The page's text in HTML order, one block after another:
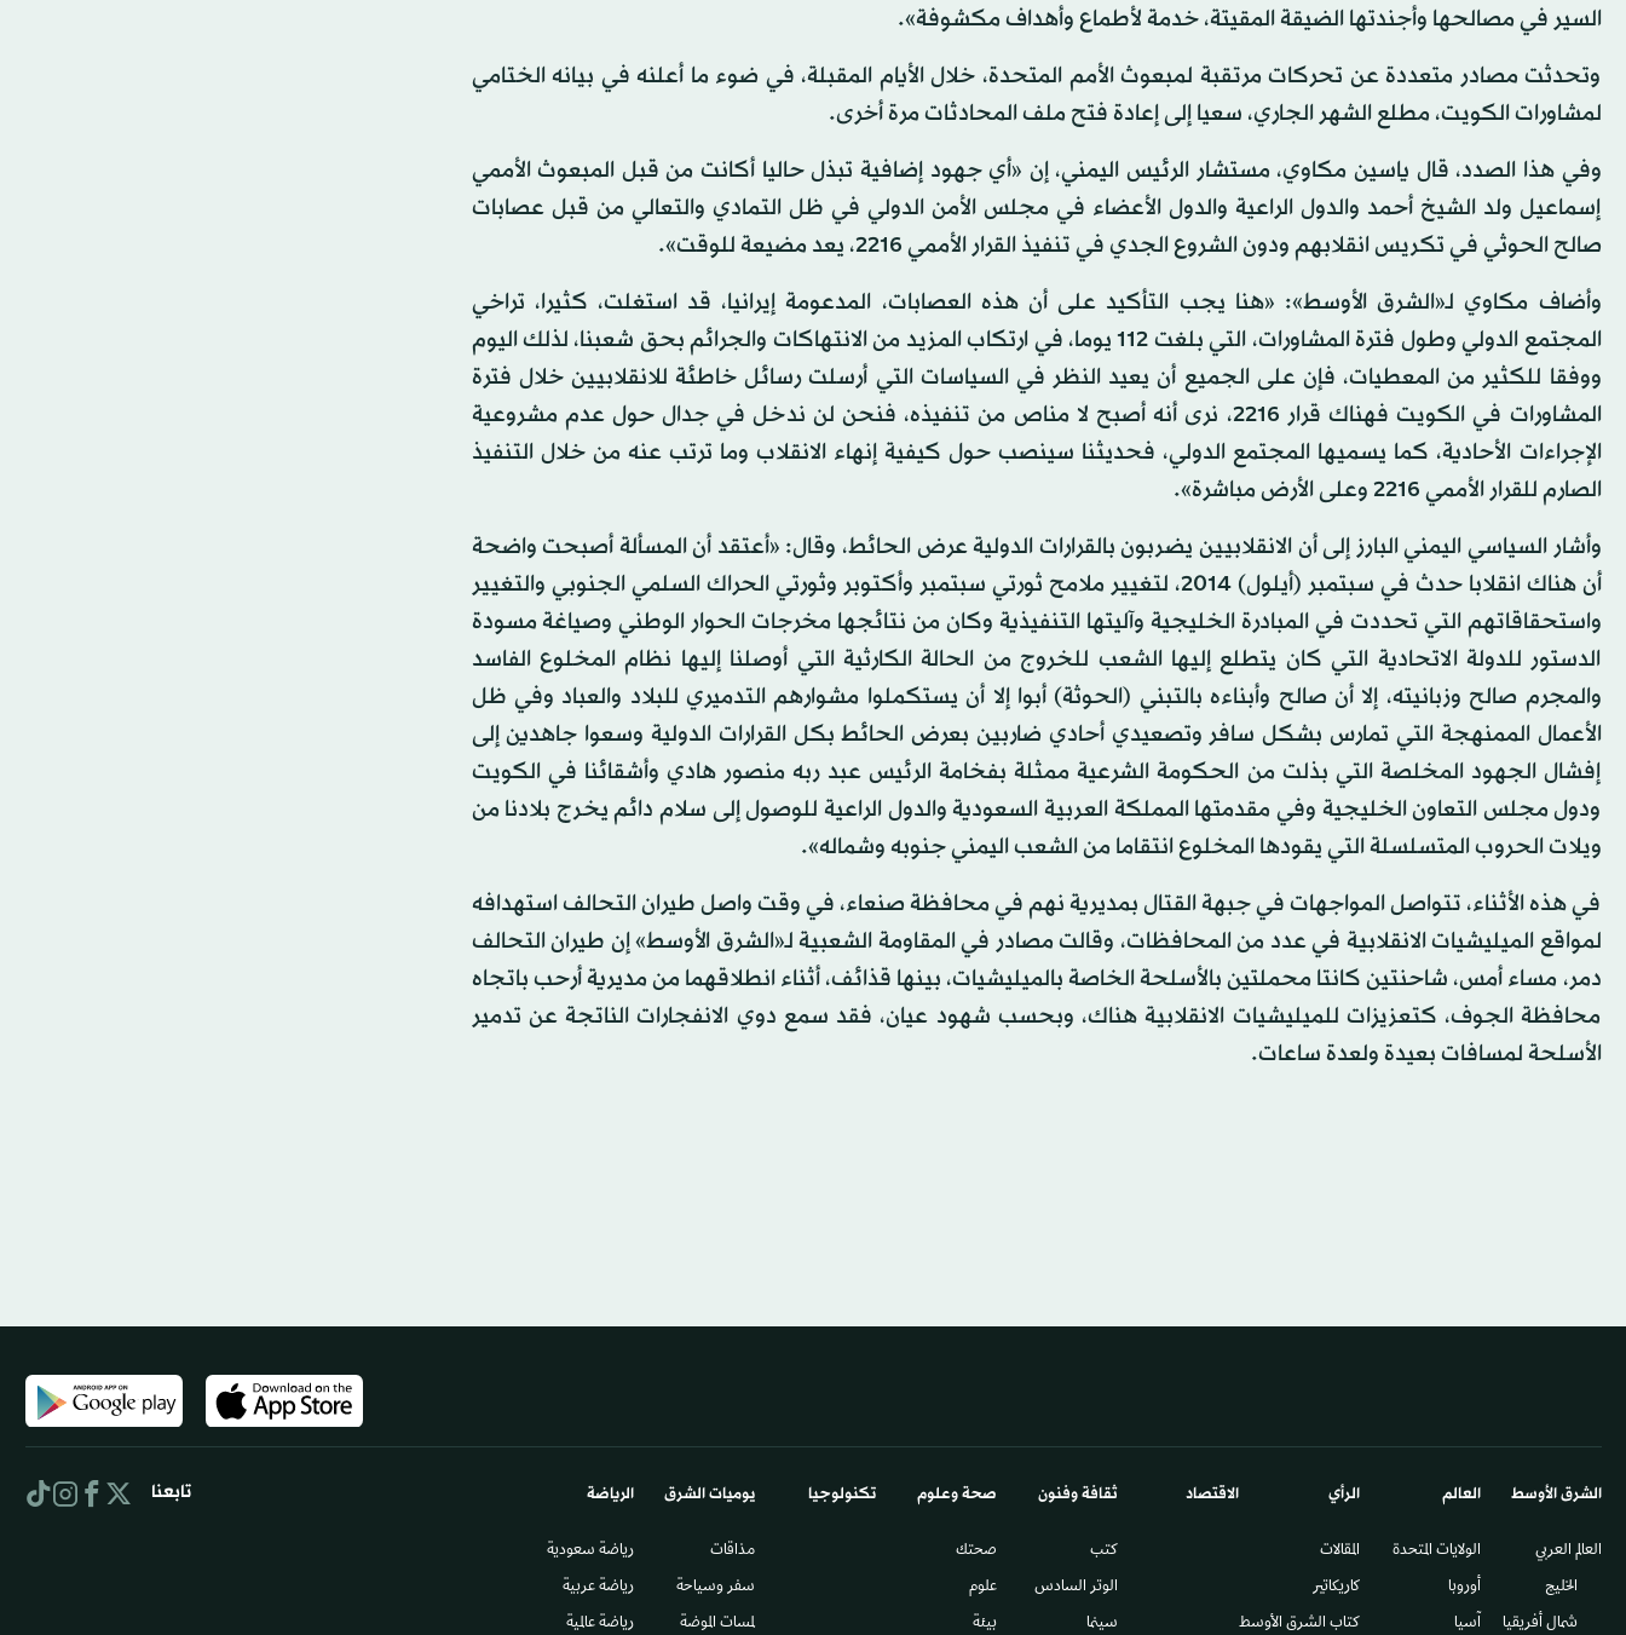
السير في مصالحها وأجندتها الضيقة المقيتة، خدمة لأطماع وأهداف مكشوفة».
وتحدثت مصادر متعددة عن تحركات مرتقبة لمبعوث الأمم المتحدة، خلال الأيام المقبلة، في ضوء ما أعلنه في بيانه الختامي
لمشاورات الكويت، مطلع الشهر الجاري، سعيا إلى إعادة فتح ملف المحادثات مرة أخرى.
وفي هذا الصدد، قال ياسين مكاوي، مستشار الرئيس اليمني، إن «أي جهود إضافية تبذل حاليا أكانت من قبل المبعوث الأممي
إسماعيل ولد الشيخ أحمد والدول الراعية والدول الأعضاء في مجلس الأمن الدولي في ظل التمادي والتعالي من قبل عصابات
صالح الحوثي في تكريس انقلابهم ودون الشروع الجدي في تنفيذ القرار الأممي 2216، يعد مضيعة للوقت».
وأضاف مكاوي لـ«الشرق الأوسط»: «هنا يجب التأكيد على أن هذه العصابات، المدعومة إيرانيا، قد استغلت، كثيرا، تراخي
المجتمع الدولي وطول فترة المشاورات، التي بلغت 112 يوما، في ارتكاب المزيد من الانتهاكات والجرائم بحق شعبنا، لذلك اليوم
ووفقا للكثير من المعطيات، فإن على الجميع أن يعيد النظر في السياسات التي أرسلت رسائل خاطئة للانقلابيين خلال فترة
المشاورات في الكويت فهناك قرار 2216، نرى أنه أصبح لا مناص من تنفيذه، فنحن لن ندخل في جدال حول عدم مشروعية
الإجراءات الأحادية، كما يسميها المجتمع الدولي، فحديثنا سينصب حول كيفية إنهاء الانقلاب وما ترتب عنه من خلال التنفيذ
الصارم للقرار الأممي 2216 وعلى الأرض مباشرة».
وأشار السياسي اليمني البارز إلى أن الانقلابيين يضربون بالقرارات الدولية عرض الحائط، وقال: «أعتقد أن المسألة أصبحت واضحة
أن هناك انقلابا حدث في سبتمبر (أيلول) 2014، لتغيير ملامح ثورتي سبتمبر وأكتوبر وثورتي الحراك السلمي الجنوبي والتغيير
واستحقاقاتهم التي تحددت في المبادرة الخليجية وآليتها التنفيذية وكان من نتائجها مخرجات الحوار الوطني وصياغة مسودة
الدستور للدولة الاتحادية التي كان يتطلع إليها الشعب للخروج من الحالة الكارثية التي أوصلنا إليها نظام المخلوع الفاسد
والمجرم صالح وزبانيته، إلا أن صالح وأبناءه بالتبني (الحوثة) أبوا إلا أن يستكملوا مشوارهم التدميري للبلاد والعباد وفي ظل
الأعمال الممنهجة التي تمارس بشكل سافر وتصعيدي أحادي ضاربين بعرض الحائط بكل القرارات الدولية وسعوا جاهدين إلى
إفشال الجهود المخلصة التي بذلت من الحكومة الشرعية ممثلة بفخامة الرئيس عبد ربه منصور هادي وأشقائنا في الكويت
ودول مجلس التعاون الخليجية وفي مقدمتها المملكة العربية السعودية والدول الراعية للوصول إلى سلام دائم يخرج بلادنا من
ويلات الحروب المتسلسلة التي يقودها المخلوع انتقاما من الشعب اليمني جنوبه وشماله».
في هذه الأثناء، تتواصل المواجهات في جبهة القتال بمديرية نهم في محافظة صنعاء، في وقت واصل طيران التحالف استهدافه
لمواقع الميليشيات الانقلابية في عدد من المحافظات، وقالت مصادر في المقاومة الشعبية لـ«الشرق الأوسط» إن طيران التحالف
دمر، مساء أمس، شاحنتين كانتا محملتين بالأسلحة الخاصة بالميليشيات، بينها قذائف، أثناء انطلاقهما من مديرية أرحب باتجاه
محافظة الجوف، كتعزيزات للميليشيات الانقلابية هناك، وبحسب شهود عيان، فقد سمع دوي الانفجارات الناتجة عن تدمير
الأسلحة لمسافات بعيدة ولعدة ساعات.
الشرق الأوسط​
العالم العربي
الخليج
شمال أفريقيا
العالم
الولايات المتحدة
أوروبا
آسيا
الرأي
المقالات
كاريكاتير
كتاب الشرق الأوسط
الاقتصاد ثقافة وفنون
كتب
الوتر السادس​
سينما
صحة وعلوم
صحتك
علوم
بيئة
تكنولوجيا يوميات الشرق​
مذاقات
سفر وسياحة
لمسات الموضة
الرياضة
رياضة سعودية
رياضة عربية
رياضة عالمية
تابعنا